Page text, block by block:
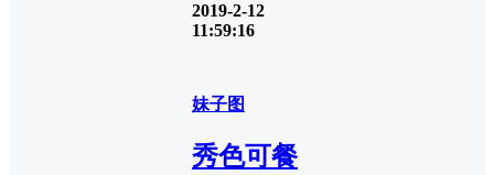
2019-2-12
11:59:16
妹子图
秀色可餐